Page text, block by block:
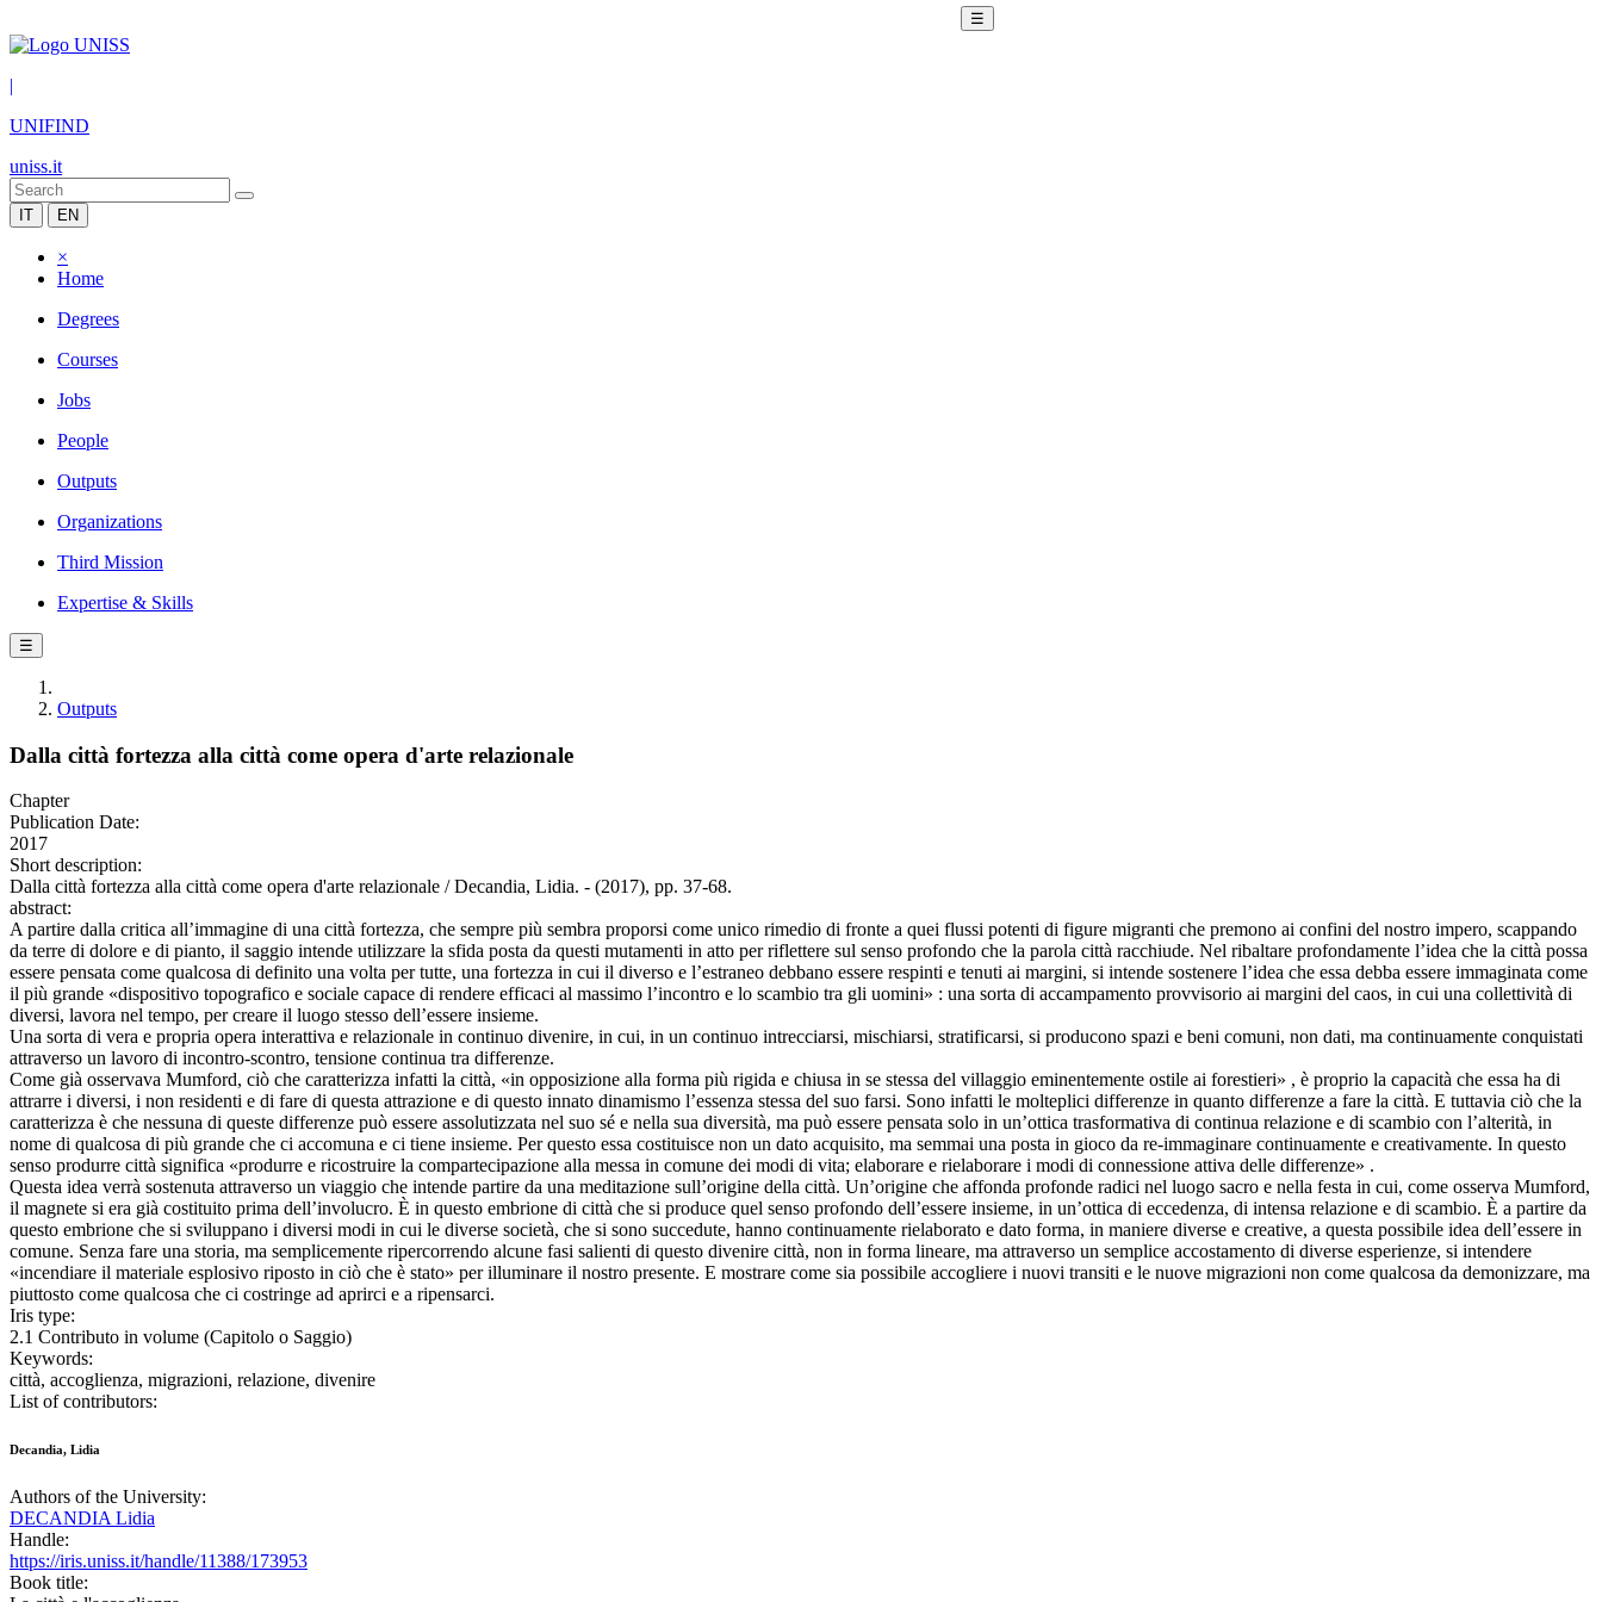
☰
|
UNIFIND
uniss.it
IT EN
×
Home
Degrees
Courses
Jobs
People
Outputs
Organizations
Third Mission
Expertise & Skills
☰
Outputs
Dalla città fortezza alla città come opera d'arte relazionale
Chapter
Publication Date:
2017
Short description:
Dalla città fortezza alla città come opera d'arte relazionale / Decandia, Lidia. - (2017), pp. 37-68.
abstract:
A partire dalla critica all’immagine di una città fortezza, che sempre più sembra proporsi come unico rimedio di fronte a quei flussi potenti di figure migranti che premono ai confini del nostro impero, scappando
da terre di dolore e di pianto, il saggio intende utilizzare la sfida posta da questi mutamenti in atto per riflettere sul senso profondo che la parola città racchiude. Nel ribaltare profondamente l’idea che la città possa
essere pensata come qualcosa di definito una volta per tutte, una fortezza in cui il diverso e l’estraneo debbano essere respinti e tenuti ai margini, si intende sostenere l’idea che essa debba essere immaginata come
il più grande «dispositivo topografico e sociale capace di rendere efficaci al massimo l’incontro e lo scambio tra gli uomini» : una sorta di accampamento provvisorio ai margini del caos, in cui una collettività di
diversi, lavora nel tempo, per creare il luogo stesso dell’essere insieme.
Una sorta di vera e propria opera interattiva e relazionale in continuo divenire, in cui, in un continuo intrecciarsi, mischiarsi, stratificarsi, si producono spazi e beni comuni, non dati, ma continuamente conquistati
attraverso un lavoro di incontro-scontro, tensione continua tra differenze.
Come già osservava Mumford, ciò che caratterizza infatti la città, «in opposizione alla forma più rigida e chiusa in se stessa del villaggio eminentemente ostile ai forestieri» , è proprio la capacità che essa ha di
attrarre i diversi, i non residenti e di fare di questa attrazione e di questo innato dinamismo l’essenza stessa del suo farsi. Sono infatti le molteplici differenze in quanto differenze a fare la città. E tuttavia ciò che la
caratterizza è che nessuna di queste differenze può essere assolutizzata nel suo sé e nella sua diversità, ma può essere pensata solo in un’ottica trasformativa di continua relazione e di scambio con l’alterità, in
nome di qualcosa di più grande che ci accomuna e ci tiene insieme. Per questo essa costituisce non un dato acquisito, ma semmai una posta in gioco da re-immaginare continuamente e creativamente. In questo
senso produrre città significa «produrre e ricostruire la compartecipazione alla messa in comune dei modi di vita; elaborare e rielaborare i modi di connessione attiva delle differenze» .
Questa idea verrà sostenuta attraverso un viaggio che intende partire da una meditazione sull’origine della città. Un’origine che affonda profonde radici nel luogo sacro e nella festa in cui, come osserva Mumford,
il magnete si era già costituito prima dell’involucro. È in questo embrione di città che si produce quel senso profondo dell’essere insieme, in un’ottica di eccedenza, di intensa relazione e di scambio. È a partire da
questo embrione che si sviluppano i diversi modi in cui le diverse società, che si sono succedute, hanno continuamente rielaborato e dato forma, in maniere diverse e creative, a questa possibile idea dell’essere in
comune. Senza fare una storia, ma semplicemente ripercorrendo alcune fasi salienti di questo divenire città, non in forma lineare, ma attraverso un semplice accostamento di diverse esperienze, si intendere
«incendiare il materiale esplosivo riposto in ciò che è stato» per illuminare il nostro presente. E mostrare come sia possibile accogliere i nuovi transiti e le nuove migrazioni non come qualcosa da demonizzare, ma
piuttosto come qualcosa che ci costringe ad aprirci e a ripensarci.
Iris type:
2.1 Contributo in volume (Capitolo o Saggio)
Keywords:
città, accoglienza, migrazioni, relazione, divenire
List of contributors:
Decandia, Lidia
Authors of the University:
DECANDIA Lidia
Handle:
https://iris.uniss.it/handle/11388/173953
Book title: